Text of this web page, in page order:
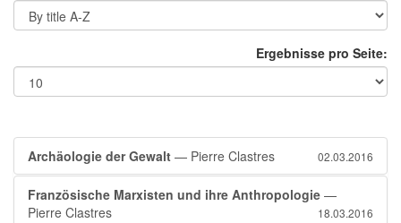
Ergebnisse pro Seite:
Archäologie der Gewalt — Pierre Clastres 02.03.2016
Französische Marxisten und ihre Anthropologie —
Pierre Clastres
18.03.2016